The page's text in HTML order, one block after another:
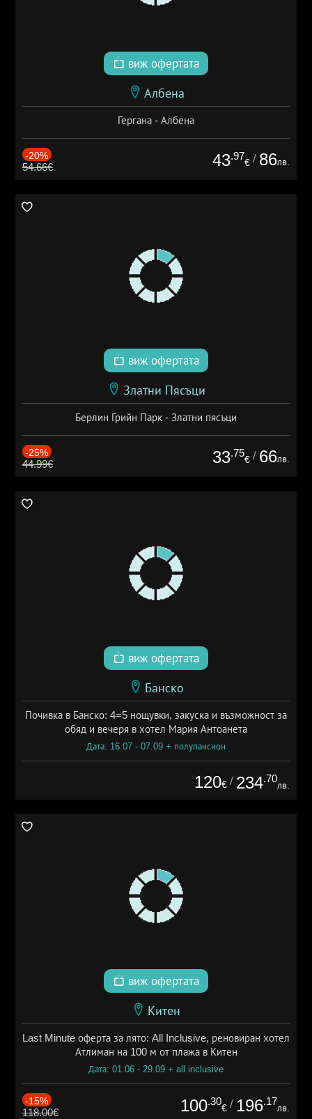
виж офертата
Албена
Гергана - Албена
-20%
54.66€ 43.97
€ / 86лв.
виж офертата
Златни Пясъци
Берлин Грийн Парк - Златни пясъци
-25%
44.99€ 33.75
€ / 66лв.
виж офертата
Банско
Почивка в Банско: 4=5 нощувки, закуска и възможност за
обяд и вечеря в хотел Мария Антоанета
Дата: 16.07 - 07.09 + полупансион
120€ / 234.70
лв.
виж офертата
Китен
Last Minute оферта за лято: All Inclusive, реновиран хотел
Атлиман на 100 м от плажа в Китен
Дата: 01.06 - 29.09 + all inclusive
-15%
118.00€ 100.30
€ / 196.17
лв.